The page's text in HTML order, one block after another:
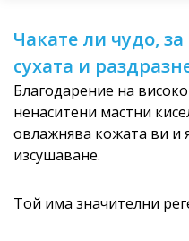
Чакате ли чудо,
сухата и
Благодарение на
ненаситени мастни
овлажнява кожата ви и
изсушаване.
Той има значителни